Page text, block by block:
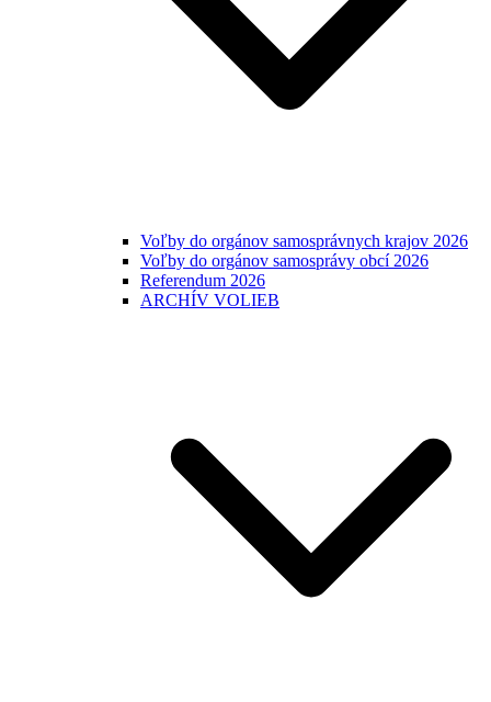
Voľby do orgánov samosprávnych krajov 2026
Voľby do orgánov samosprávy obcí 2026
Referendum 2026
ARCHÍV VOLIEB